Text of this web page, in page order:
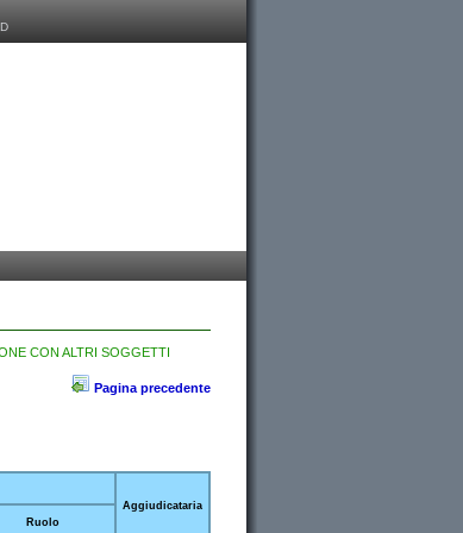
CON ALTRI SOGGETTI
Pagina precedente
Aggiudicataria
Ruolo